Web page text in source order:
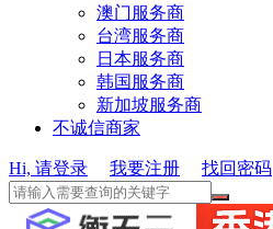
澳门服务商
台湾服务商
日本服务商
韩国服务商
新加坡服务商
不诚信商家
Hi, 请登录 我要注册 找回密码